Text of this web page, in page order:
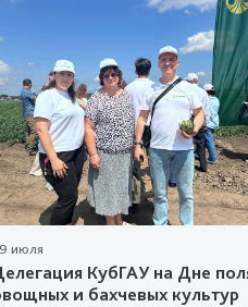
июля
КубГАУ на Дне
и бахчевых культур